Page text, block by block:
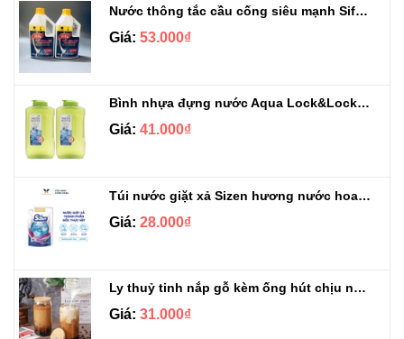
Nước thông tắc cầu cống siêu mạnh Sifa 1.4kg
Giá: 53.000₫
Bình nhựa đựng nước Aqua Lock&Lock 2.1L
Giá: 41.000₫
Túi nước giặt xả Sizen hương nước hoa 500 ml
Giá: 28.000₫
Ly thuỷ tinh nắp gỗ kèm ống hút chịu nhiệt 500ml
Giá: 31.000₫